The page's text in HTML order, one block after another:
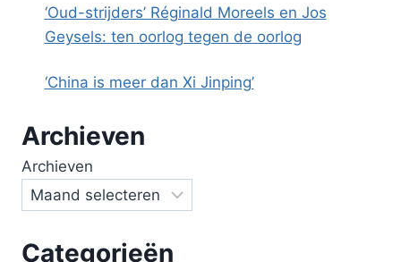
‘Oud-strijders’ Réginald Moreels en Jos
Geysels: ten oorlog tegen de oorlog
‘China is meer dan Xi Jinping’
Archieven
Archieven
Categorieën